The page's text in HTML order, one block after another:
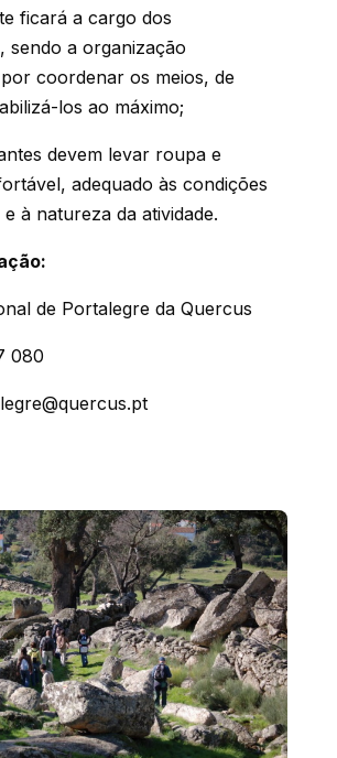
ficará a cargo dos
sendo a organização
coordenar os meios, de
los ao máximo;
devem levar roupa e
adequado às condições
à natureza da atividade.
de Portalegre da Quercus
080